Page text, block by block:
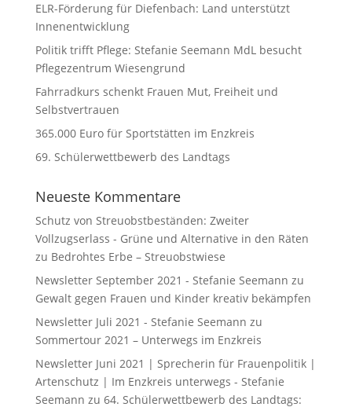
ELR-Förderung für Diefenbach: Land unterstützt
Innenentwicklung
Politik trifft Pflege: Stefanie Seemann MdL besucht
Pflegezentrum Wiesengrund
Fahrradkurs schenkt Frauen Mut, Freiheit und
Selbstvertrauen
365.000 Euro für Sportstätten im Enzkreis
69. Schülerwettbewerb des Landtags
Neueste Kommentare
Schutz von Streuobstbeständen: Zweiter
Vollzugserlass - Grüne und Alternative in den Räten
zu Bedrohtes Erbe – Streuobstwiese
Newsletter September 2021 - Stefanie Seemann zu
Gewalt gegen Frauen und Kinder kreativ bekämpfen
Newsletter Juli 2021 - Stefanie Seemann zu
Sommertour 2021 – Unterwegs im Enzkreis
Newsletter Juni 2021 | Sprecherin für Frauenpolitik |
Artenschutz | Im Enzkreis unterwegs - Stefanie
Seemann zu 64. Schülerwettbewerb des Landtags: